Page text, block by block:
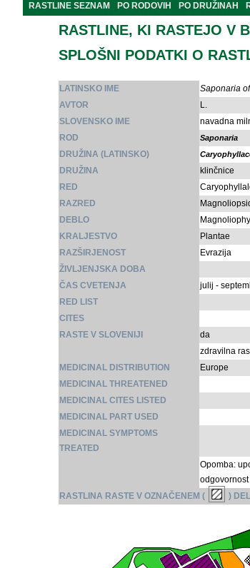
RASTLINE SEZNAM PO RODOVIH PO DRUŽINAH
RASTLINE, KI RASTEJO V
SPLOŠNI PODATKI O
LATINSKO IME
Saponaria
AVTOR
L.
SLOVENSKO IME
navadna
ROD
Saponaria
DRUŽINA (LATINSKO)
DRUŽINA
klinčnice
RED
RAZRED
DEBLO
KRALJESTVO
Plantae
RAZŠIRJENOST
Evrazija
ŽIVLJENJSKA DOBA
ČAS CVETENJA
julij -
RED LIST
CITES
RASTE V SLOVENIJI
da
zdravilna
MEDICINAL DISTRIBUTION
Europe
MEDICINAL THREATENED
MEDICINAL CITES LISTED
MEDICINAL PART USED
MEDICINAL SYMPTOMS
TREATED
Opomba:
odgovornost
RASTLINA RASTE V OZNAČENEM (
)